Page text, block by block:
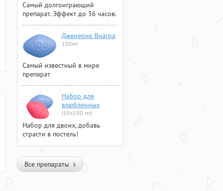
Самый долгоиграющий
препарат. Эффект до 36 часов.
Дженерик Виагра
100мг
Самый известный в мире
препарат
Набор для
влюбленных
(10х100 мг)
Набор для двоих, добавь
страсти в постель!
Все препараты